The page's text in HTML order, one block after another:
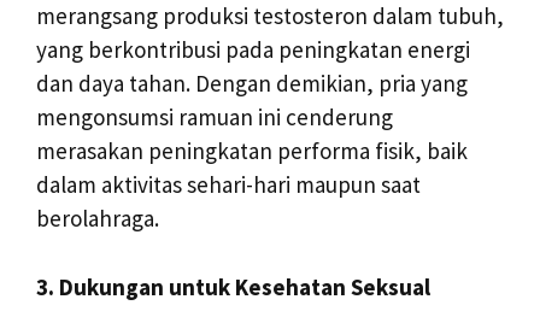
merangsang produksi testosteron dalam tubuh,
yang berkontribusi pada peningkatan energi
dan daya tahan. Dengan demikian, pria yang
mengonsumsi ramuan ini cenderung
merasakan peningkatan performa fisik, baik
dalam aktivitas sehari-hari maupun saat
berolahraga.
3. Dukungan untuk Kesehatan Seksual